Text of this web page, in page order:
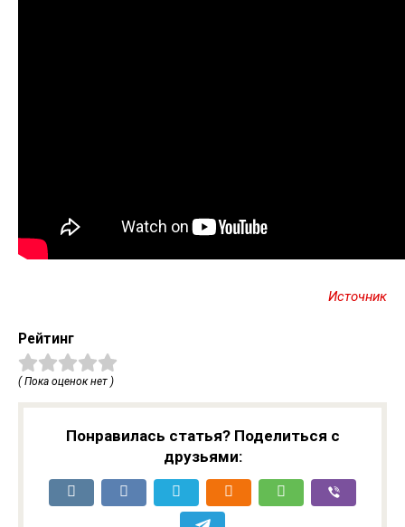
Источник
Рейтинг
( Пока оценок нет )
Понравилась статья? Поделиться с
друзьями: